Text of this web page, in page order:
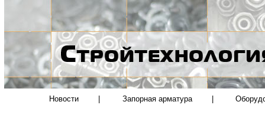
Новости Запорная арматура